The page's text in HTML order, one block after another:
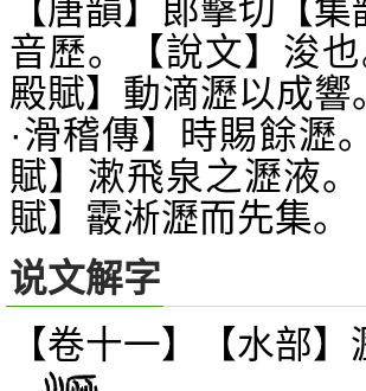
【唐韻】郞擊切【
音歷。【說文】浚
殿賦】動滴瀝以成
·滑稽傳】時賜餘
賦】漱飛泉之瀝液
賦】霰淅瀝而先集
说文解字
【卷十一】【水部】